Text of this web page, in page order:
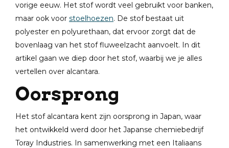
vorige eeuw. Het stof wordt veel gebruikt voor banken,
maar ook voor stoelhoezen. De stof bestaat uit
polyester en polyurethaan, dat ervoor zorgt dat de
bovenlaag van het stof fluweelzacht aanvoelt. In dit
artikel gaan we diep door het stof, waarbij we je alles
vertellen over alcantara.
Oorsprong
Het stof alcantara kent zijn oorsprong in Japan, waar
het ontwikkeld werd door het Japanse chemiebedrijf
Toray Industries. In samenwerking met een Italiaans